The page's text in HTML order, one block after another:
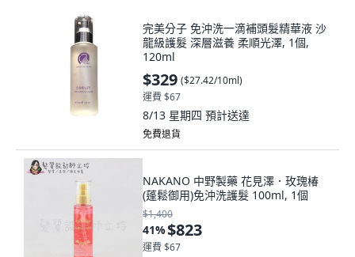
完美分子 免沖洗一滴補頭髮精華液 沙
龍級護髮 深層滋養 柔順光澤, 1個,
120ml
$329 ($27.42/10ml)
運費 $67
8/13 星期四 預計送達
免費退貨
NAKANO 中野製藥 花見澤．玫瑰椿
(蓬鬆御用)免沖洗護髮 100ml, 1個
$1,400
41%$823
運費 $67